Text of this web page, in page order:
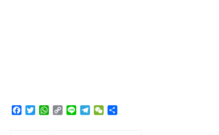
FacebookTwitterWhatsApp
Copy
Line TelegramWeChat